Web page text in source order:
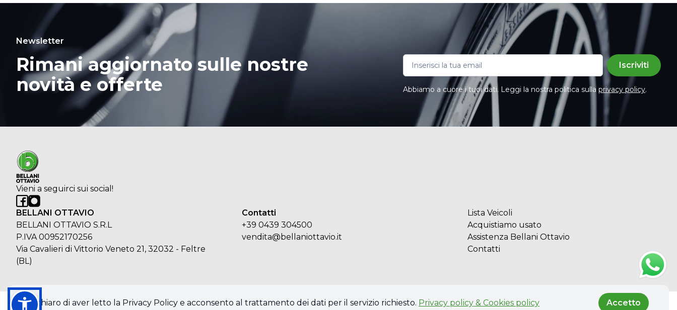
Newsletter
Rimani aggiornato sulle nostre
novità e offerte
Iscriviti
Abbiamo a cuore i tuoi dati. Leggi la nostra politica sulla privacy policy.
Vieni a seguirci sui social!
BELLANI OTTAVIO
BELLANI OTTAVIO S.R.L
P.IVA 00952170256
Via Cavalieri di Vittorio Veneto 21, 32032 - Feltre
(BL)
Contatti
+39 0439 304500
vendita@bellaniottavio.it
Lista Veicoli
Acquistiamo usato
Assistenza Bellani Ottavio
Contatti
Dichiaro di aver letto la Privacy Policy e acconsento al trattamento dei dati per il servizio richiesto. Privacy policy & Cookies policy Accetto